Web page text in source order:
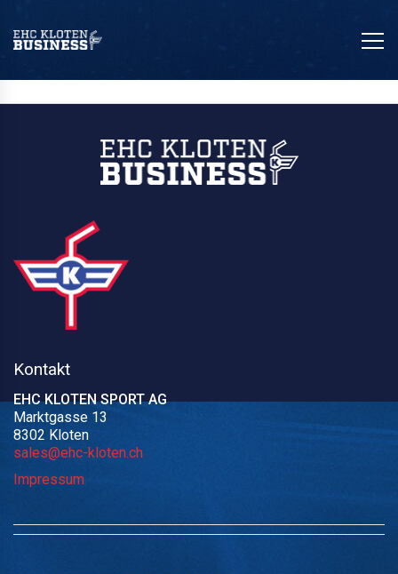
Sie müssen sich anmelden, um diesen Inhalt einsehen zu können. Bitte
Kontakt
EHC KLOTEN SPORT AG
Marktgasse 13
8302 Kloten
sales@ehc-kloten.ch
Impressum